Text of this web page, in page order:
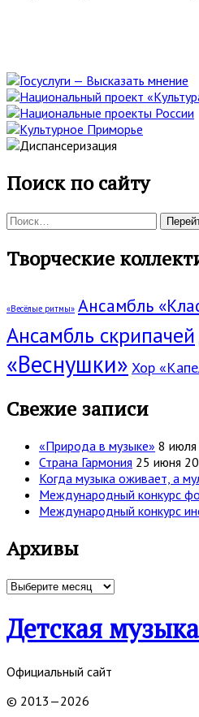
Поиск по сайту
Поиск:
Творческие
«Весёлые ритмы» Ансамбль
Ансамбль скрипачей
«Веснушки» Хор
Свежие записи
«Природа в музыке» 8
Страна Гармония 25 июня
Когда музыка оживает, а
Международный конкурс
Международный конкурс
Архивы
Архивы
Детская
Официальный сайт
© 2013—2026